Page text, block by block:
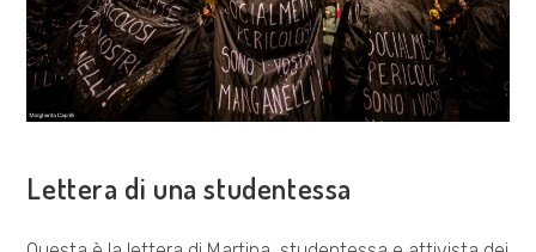
Lettera di una studentessa